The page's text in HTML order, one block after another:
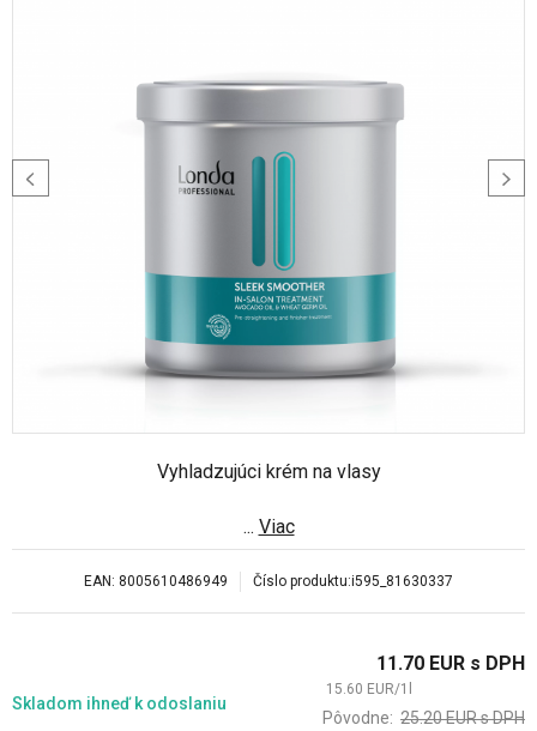
Vyhladzujúci krém na vlasy
... Viac
EAN: 8005610486949 Číslo produktu:i595_81630337
Skladom ihneď k odoslaniu
11.70 EUR s DPH
15.60 EUR/1
Pôvodne: 25.20EURs DPH